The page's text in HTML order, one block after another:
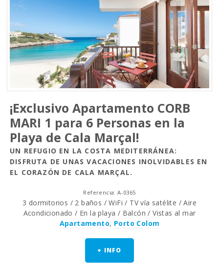
¡Exclusivo Apartamento CORB
MARI 1 para 6 Personas en la
Playa de Cala Marçal!
UN REFUGIO EN LA COSTA MEDITERRÁNEA:
DISFRUTA DE UNAS VACACIONES INOLVIDABLES EN
EL CORAZÓN DE CALA MARÇAL.
Referencia: A-0365
3 dormitorios / 2 baños / WiFi / TV vía satélite / Aire
Acondicionado / En la playa / Balcón / Vistas al mar
Apartamento, Porto Colom
+ INFO